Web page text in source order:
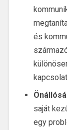
és
saját
egy